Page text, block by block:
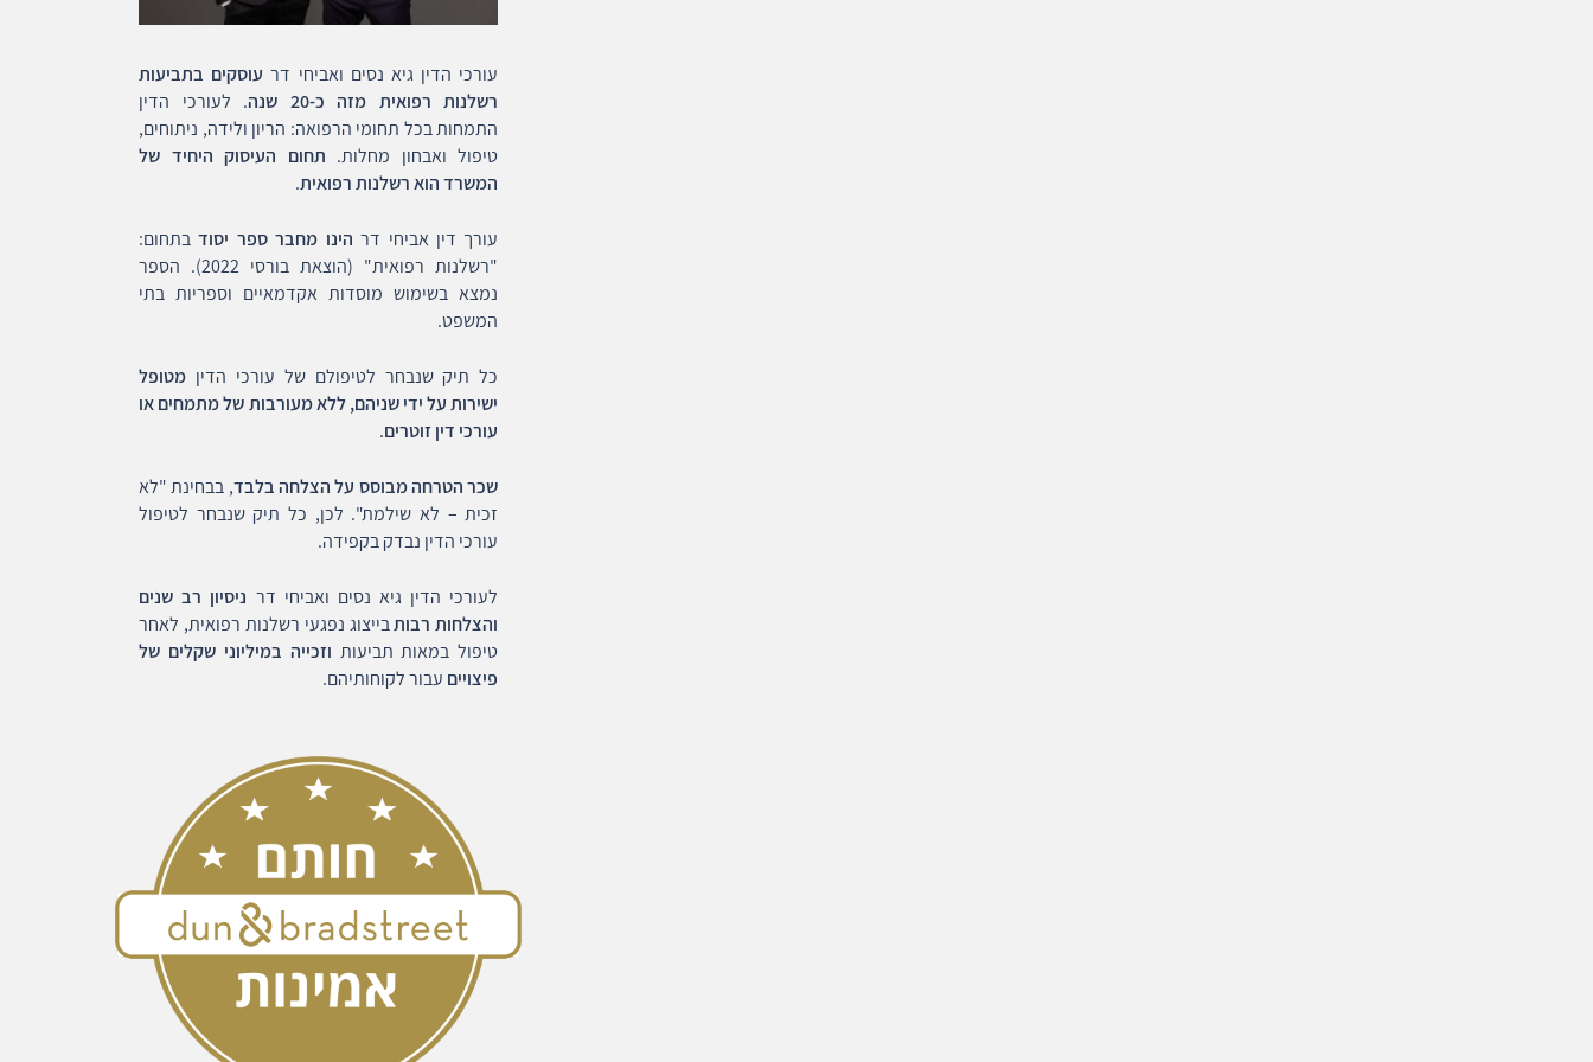
עורכי הדין גיא נסים ואביחי דר עוסקים בתביעות
רשלנות רפואית מזה כ-20 שנה
. לעורכי הדין
התמחות בכל תחומי הרפואה: הריון ולידה, ניתוחים,
טיפול ואבחון מחלות. תחום העיסוק היחיד של
המשרד הוא רשלנות רפואית.
עורך דין אביחי דר הינו מחבר ספר יסודבתחום:
"רשלנות רפואית" (הוצאת בורסי 2022). הספר
נמצא בשימוש מוסדות אקדמאיים וספריות בתי
המשפט.
כל תיק שנבחר לטיפולם של עורכי הדין מטופל
ישירות על ידי שניהם, ללא מעורבות של מתמחים או
עורכי דין זוטרים.
שכר הטרחה מבוסס על הצלחה בלבד, בבחינת "לא
זכית – לא שילמת". לכן, כל תיק שנבחר לטיפול
עורכי הדין נבדק בקפידה.
לעורכי הדין גיא נסים ואביחי דר ניסיון רב שנים
והצלחות רבותבייצוג נפגעי רשלנות רפואית, לאחר
טיפול במאות תביעות וזכייה במיליוני שקלים של
פיצויים עבור לקוחותיהם.